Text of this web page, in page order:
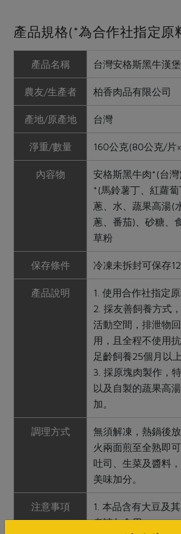
產品規格(*為合作社指定原
產品名稱 台灣安格斯黑牛漢
農友/生產者 柏香肉品有限公司
產地/原產地 台灣
淨重/數量 160公克(80公克/片
內容物
安格斯黑牛肉*(台
*(馬鈴薯丁、紅蘿
蔥、水、蔬果高湯(
蔥、番茄)、砂糖、
草粉
保存條件 冷凍未拆封可保存
產品說明
1. 使用合作社指定
2. 採友善飼養方式
活動空間，排泄物
用，且全程不使用
足齡飼養25個月以上
3. 採原塊肉製作，
以及自製的蔬果高
加。
調理方式
無須解凍，熱鍋後
火兩面煎至全熟即
吐司、生菜及醬料
美味加分。
注意事項
1. 本品含有大豆及
者請勿食用